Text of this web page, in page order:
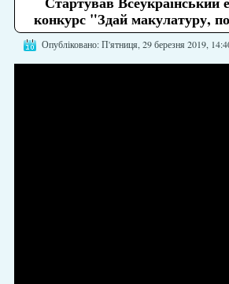
конкурс "Здай макулатуру,
Опубліковано: П'ятниця, 29 березня 2019,